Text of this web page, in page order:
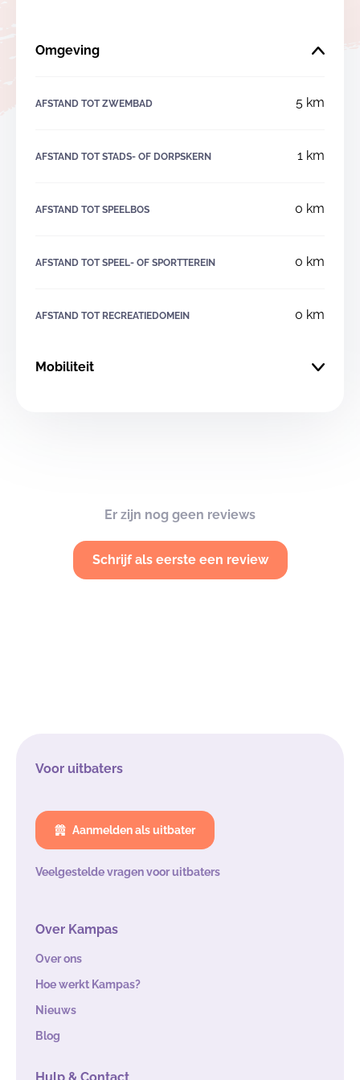
Je kan overnachten in ons sportverblijf. We beschikken
personen.
Omgeving
AFSTAND TOT ZWEMBAD 5 km
AFSTAND TOT STADS- OF DORPSKERN 1 km
AFSTAND TOT SPEELBOS 0 km
AFSTAND TOT SPEEL- OF SPORTTEREIN 0 km
AFSTAND TOT RECREATIEDOMEIN 0 km
Mobiliteit
Er zijn nog geen reviews
Schrijf als eerste een review
Voor uitbaters
Aanmelden als uitbater
Veelgestelde vragen voor uitbaters
Over Kampas
Over ons
Hoe werkt Kampas?
Nieuws
Blog